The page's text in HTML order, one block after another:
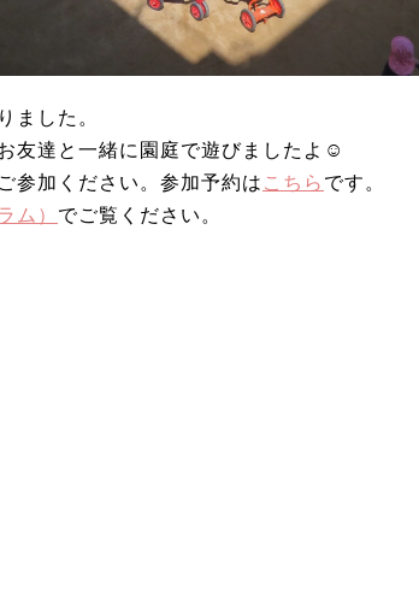
した。
友達と一緒に園庭で遊びましたよ☺
参加ください。参加予約はこちらです。
ム） でご覧ください。